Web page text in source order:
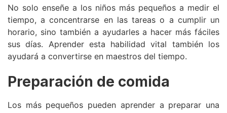
No solo enseñe a los niños más pequeños a medir el
tiempo, a concentrarse en las tareas o a cumplir un
horario, sino también a ayudarles a hacer más fáciles
sus días. Aprender esta habilidad vital también los
ayudará a convertirse en maestros del tiempo.
Preparación de comida
Los más pequeños pueden aprender a preparar una